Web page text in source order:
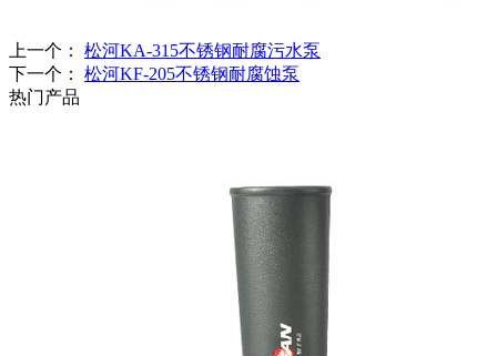
上一个： 松河KA-315不锈钢耐腐污水泵
下一个： 松河KF-205不锈钢耐腐蚀泵
热门产品